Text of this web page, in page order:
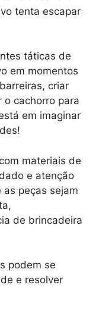
tenta escapar
táticas de
em momentos
criar
o cachorro para
em imaginar
materiais de
e atenção
peças sejam
de brincadeira
podem se
e resolver